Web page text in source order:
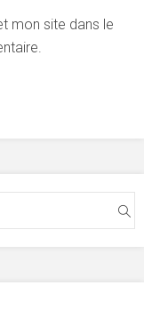
mon site dans le